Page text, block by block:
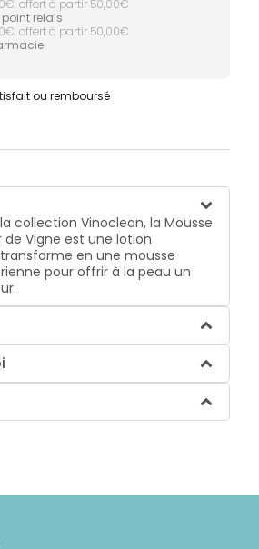
offert à partir 50,00€
relais
offert à partir 50,00€
ou remboursé
collection Vinoclean, la Mousse
de Vigne est une lotion
en une mousse
pour offrir à la peau un